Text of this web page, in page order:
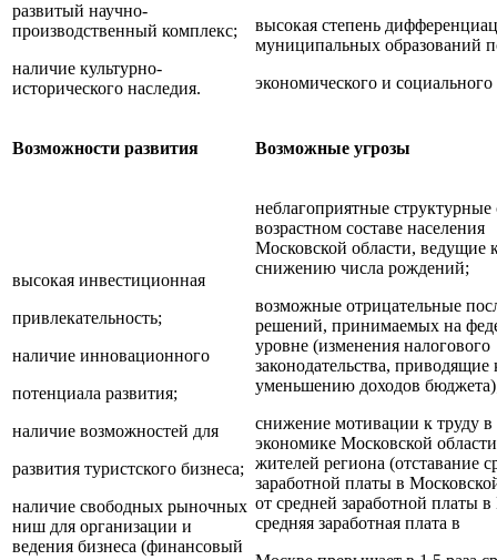
развитый научно-
производственный комплекс;
наличие культурно-
исторического наследия.
высокая степень
муниципальных образований
экономического и социального
Возможности развития Возможные угрозы
высокая инвестиционная
привлекательность;
наличие инновационного
потенциала развития;
наличие возможностей для
развития туристского бизнеса;
наличие свободных рыночных
ниш для организации и
ведения бизнеса (финансовый
неблагоприятные структурные
возрастном составе населения
Московской области, ведущие
снижению числа рождений;
возможные отрицательные
решений, принимаемых на
уровне (изменения налогового
законодательства, приводящие
уменьшению доходов
снижение мотивации к труду в
экономике Московской
жителей региона (отставание
заработной платы в
от средней заработной платы
средняя заработная плата в